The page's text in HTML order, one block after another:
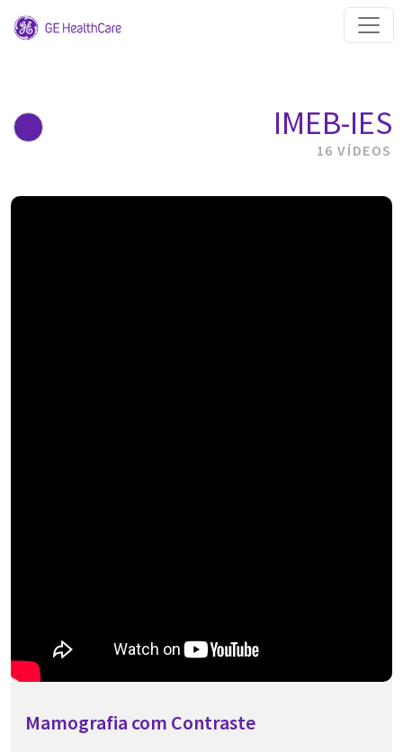
16 VÍDEOS
IMEB-IES
Mamografia com Contraste